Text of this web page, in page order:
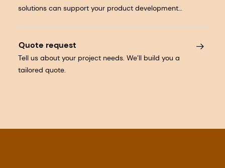
solutions can support your product development
Quote request
Tell us about your project needs. We’ll build you a
tailored quote.